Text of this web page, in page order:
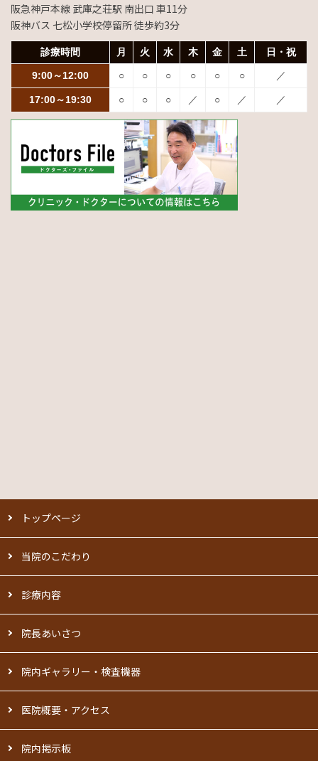
阪急神戸本線 武庫之荘駅 南出口 車11分
阪神バス 七松小学校停留所 徒歩約3分
診療時間 月 火 水 木 金 土 日・祝
9:00～12:00 ○ ○ ○ ○ ○ ○ ／
17:00～19:30 ○ ○ ○ ／ ○ ／ ／
トップページ
当院のこだわり
診療内容
院長あいさつ
院内ギャラリー・検査機器
医院概要・アクセス
院内掲示板